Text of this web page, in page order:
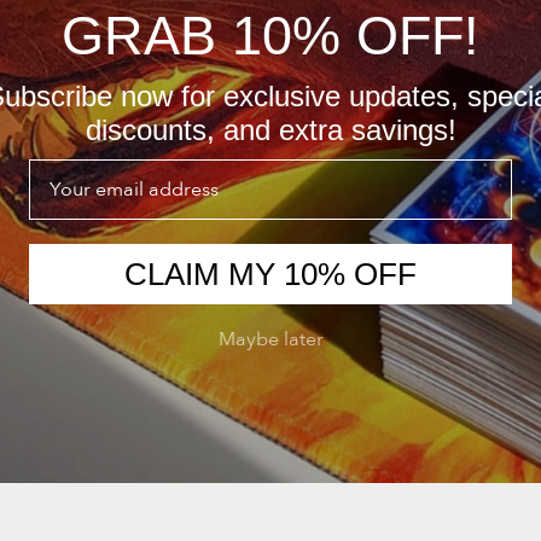
GRAB 10% OFF!
now for exclusive updates,
discounts, and extra savings!
Email
CLAIM MY 10% OFF
Maybe later